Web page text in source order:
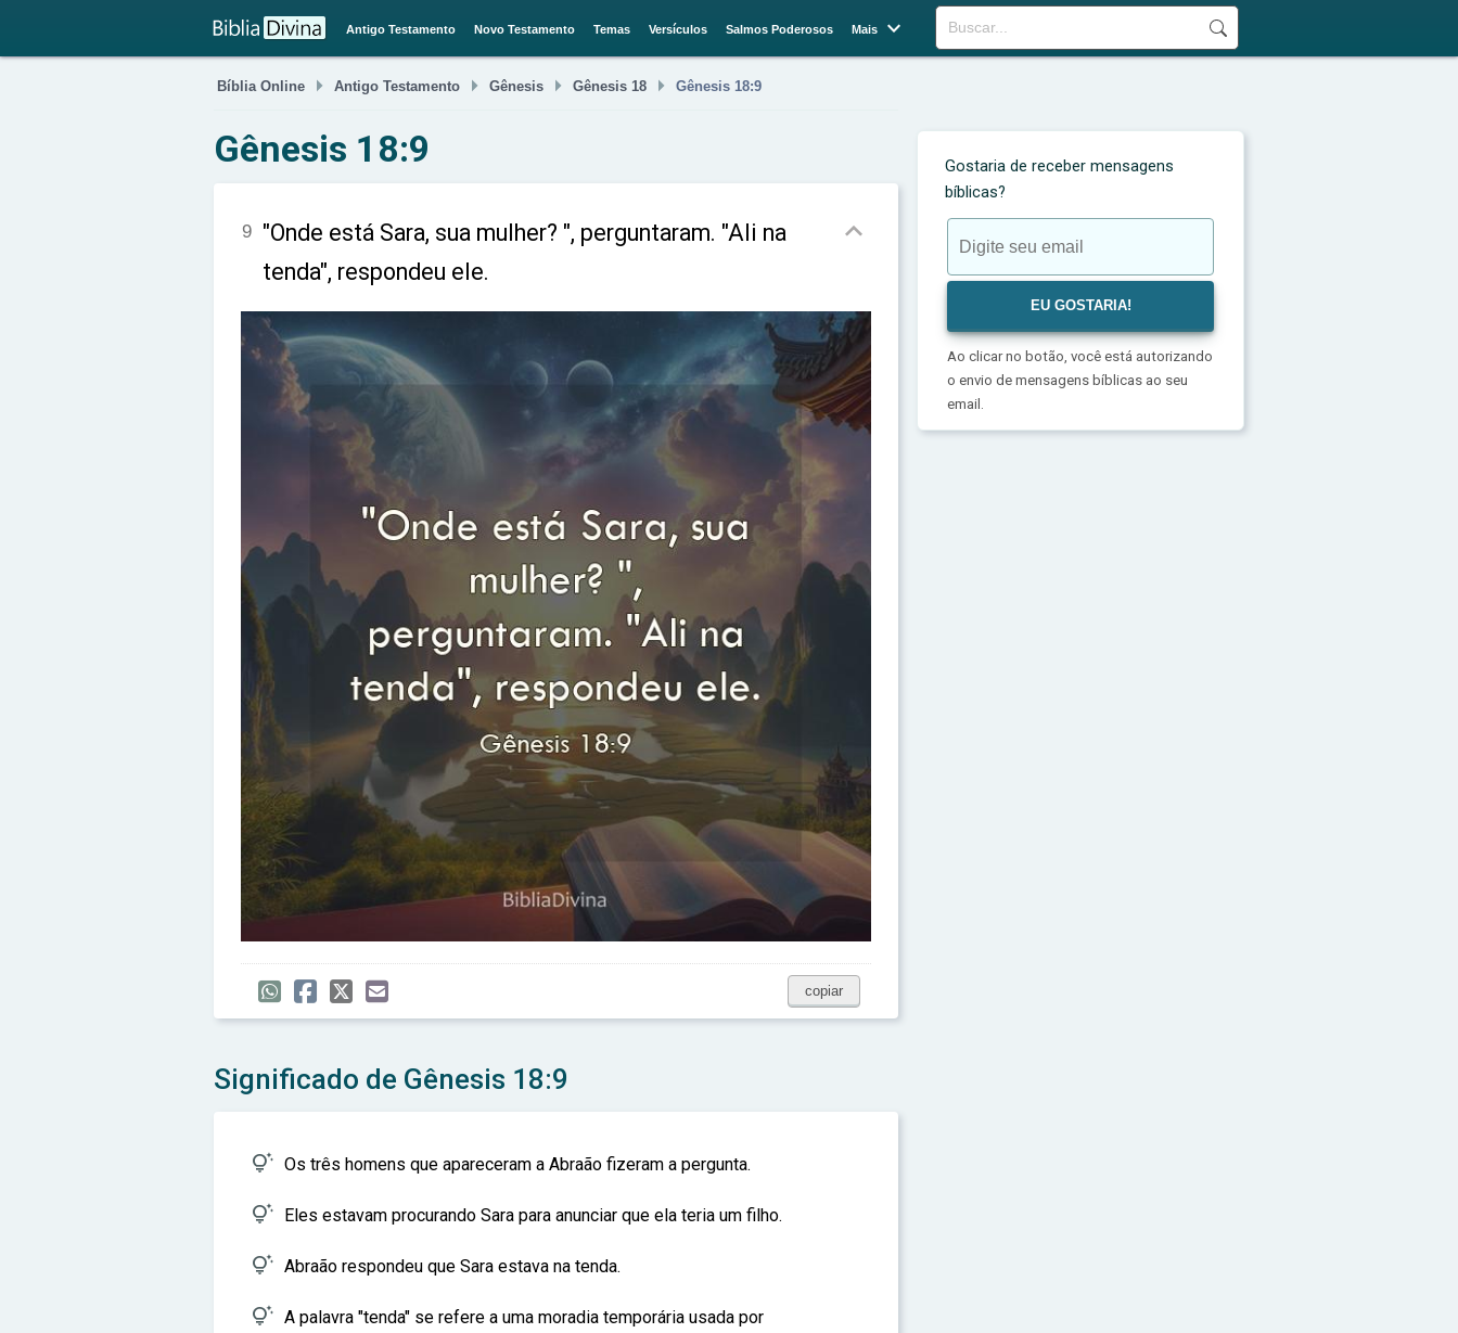
Buscar
Antigo Testamento Novo Testamento Temas Versículos Salmos Poderosos Mais 
Bíblia Online  Antigo Testamento  Gênesis  Gênesis 18  Gênesis 18:9
Gênesis 18:9
9 "Onde está Sara, sua mulher? ", perguntaram. "Ali na
tenda", respondeu ele.

copiar
Significado de Gênesis 18:9
 Os três homens que apareceram a Abraão fizeram a pergunta.
 Eles estavam procurando Sara para anunciar que ela teria um filho.
 Abraão respondeu que Sara estava na tenda.
 A palavra "tenda" se refere a uma moradia temporária usada por
Gostaria de receber mensagens
bíblicas?
Ao clicar no botão, você está autorizando
o envio de mensagens bíblicas ao seu
email.